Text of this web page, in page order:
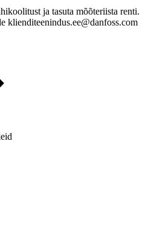
ja tasuta mõõteriista renti.
klienditeenindus.ee@danfoss.com